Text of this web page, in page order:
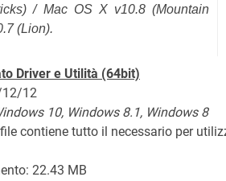
/ Mac OS X v10.8 (Mountain
(Lion).
Driver e Utilità (64bit)
12/12
10, Windows 8.1, Windows 8
contiene tutto il necessario per
22.43 MB